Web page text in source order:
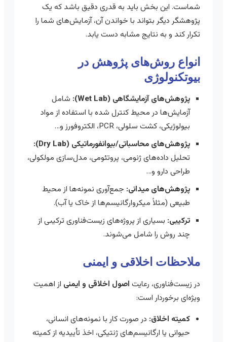
شماست. این بخش باید به قدری دقیق باشد که یک
پژوهشگر دیگر بتواند با خواندن آن، آزمایش‌های شما را
تکرار کند و به نتایج مشابه دست یابد.
انواع روش‌های پژوهش در
بیوتکنولوژی
پژوهش‌های آزمایشگاهی (Wet Lab):
شامل
آزمایش‌ها در محیط کنترل شده با استفاده از مواد
بیولوژیکی، کشت سلولی، PCR، الکتروفورز و…
پژوهش‌های محاسباتی/بیوانفورماتیکی (Dry Lab):
تحلیل داده‌های ژنومی، پروتئومی، مدل‌سازی مولکولی،
طراحی دارو و…
پژوهش‌های میدانی:جمع‌آوری نمونه‌ها از محیط
طبیعی (مثلاً میکروارگانیسم‌ها از خاک یا آب).
ترکیبی:بسیاری از پروژه‌های زیست‌فناوری ترکیبی از
چند روش را شامل می‌شوند.
ملاحظات اخلاقی و ایمنی
در زیست‌فناوری، رعایتاصول اخلاقی و ایمنی از اهمیت
ویژه‌ای برخوردار است:
کمیته اخلاق:در صورت کار با نمونه‌های انسانی،
حیوانی یا ارگانیسم‌های ژنتیکی، اخذ تأییدیه از کمیته